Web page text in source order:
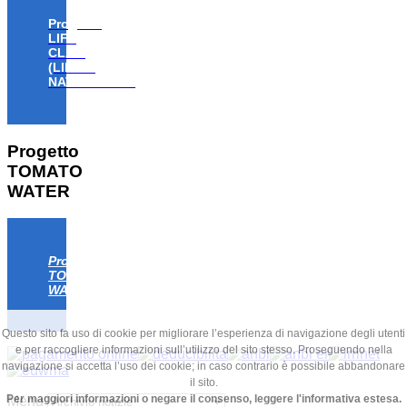
Progetto
LIFE
CLAW
(LIFE18
NAT/IT/000806)
Progetto
TOMATO
WATER
Progetto
TOMATO
WATER
Menu
Questo sito fa uso di cookie per migliorare l’esperienza di navigazione degli utenti
e per raccogliere informazioni sull’utilizzo del sito stesso. Proseguendo nella
navigazione si accetta l’uso dei cookie; in caso contrario è possibile abbandonare
il sito.
Per maggiori informazioni o negare il consenso, leggere l'informativa estesa.